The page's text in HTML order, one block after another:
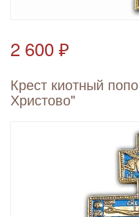
2 600 ₽
Крест киотный
Христово"